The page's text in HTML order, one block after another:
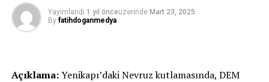
Yayımlandı 1 yıl önceüzerinde Mart 23, 2025
By fatihdoganmedya
Açıklama:Yenikapı’daki Nevruz kutlamasında, DEM